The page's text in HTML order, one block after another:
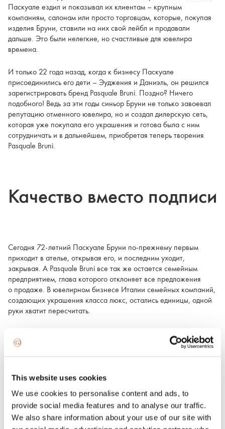
This website uses cookies
We use cookies to personalise content and ads, to
provide social media features and to analyse our traffic.
We also share information about your use of our site with
Паскуале ездил и показывал их клиентам – крупным
компаниям, салонам или просто торговцам, которые, покупая
изделия Бруни, ставили на них свой лейбл и продавали
дальше. Это были нелегкие, но счастливые для ювелира
времена.
И только 22 года назад, когда к бизнесу Паскуале
присоединились его дети – Эуджения и Даниэль, он решился
зарегистрировать бренд Pasquale Bruni. Поздно? Ничего
подобного! Ведь за эти годы синьор Бруни не только завоевал
репутацию отменного ювелира, но и создал дилерскую сеть,
которая уже покупала его украшения и готова была с ним
сотрудничать и в дальнейшем, приобретая теперь творения
Pasquale Bruni.
Качество вместо подписи
Сегодня 72-летний Паскуале Бруни по-прежнему первым
приходит в ателье, открывая его, и последним уходит,
закрывая. А Pasquale Bruni все так же остается семейным
предприятием, глава которого отклоняет все предложения
о продаже. В ювелирном бизнесе Италии семейных компаний,
создающих украшения класса люкс, остались единицы, одной
руки хватит пересчитать.